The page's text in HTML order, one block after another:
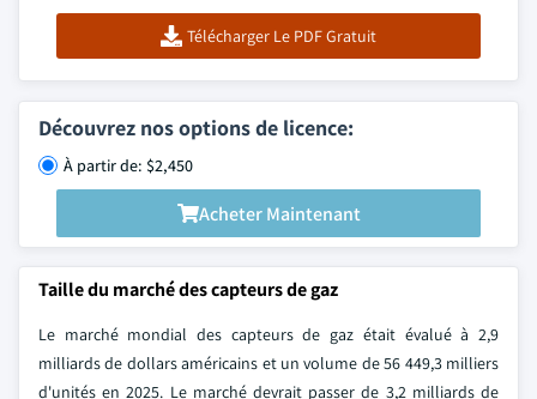
Télécharger Le PDF Gratuit
Découvrez nos options de licence:
À partir de: $2,450
Acheter Maintenant
Taille du marché des capteurs de gaz
Le marché mondial des capteurs de gaz était évalué à 2,9
milliards de dollars américains et un volume de 56 449,3 milliers
d'unités en 2025. Le marché devrait passer de 3,2 milliards de